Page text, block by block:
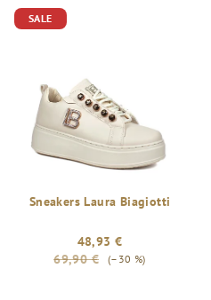
SALE
Sneakers Laura Biagiotti
48,93 €
69,90 €
(–30 %)